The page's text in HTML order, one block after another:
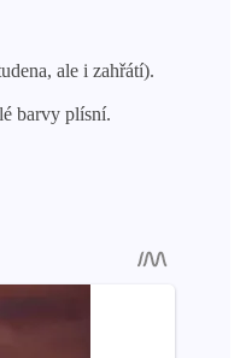
ale i zahřátí).
barvy plísní.